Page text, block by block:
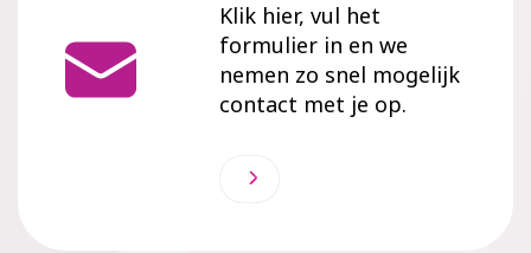
Klik hier, vul het
formulier in en we
nemen zo snel mogelijk
contact met je op.